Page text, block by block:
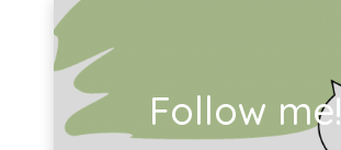
Follow me!